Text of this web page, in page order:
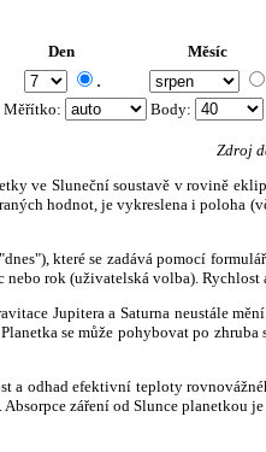
Den Měsíc
.
Měřítko: Body:
Zdroj
ve Sluneční soustavě v rovině
hodnot, je vykreslena i poloha
které se zadává pomocí
rok (uživatelská volba).
Jupitera a Saturna neustále
se může pohybovat po
a odhad efektivní teploty
záření od Slunce planetkou